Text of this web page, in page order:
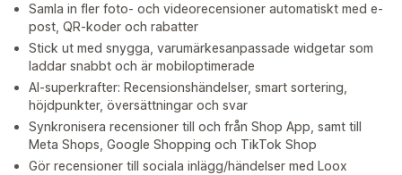
Samla in fler foto- och videorecensioner automatiskt med e-
post, QR-koder och rabatter
Stick ut med snygga, varumärkesanpassade widgetar som
laddar snabbt och är mobiloptimerade
AI-superkrafter: Recensionshändelser, smart sortering,
höjdpunkter, översättningar och svar
Synkronisera recensioner till och från Shop App, samt till
Meta Shops, Google Shopping och TikTok Shop
Gör recensioner till sociala inlägg/händelser med Loox